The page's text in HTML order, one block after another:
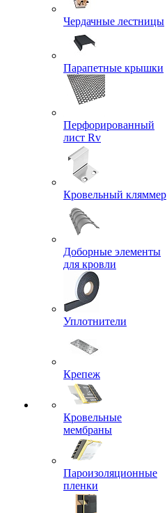
Чердачные лестницы
Парапетные крышки
Перфорированный
лист Rv
Кровельный кляммер
Доборные элементы
для кровли
Уплотнители
Крепеж
Кровельные
мембраны
Пароизоляционные
пленки